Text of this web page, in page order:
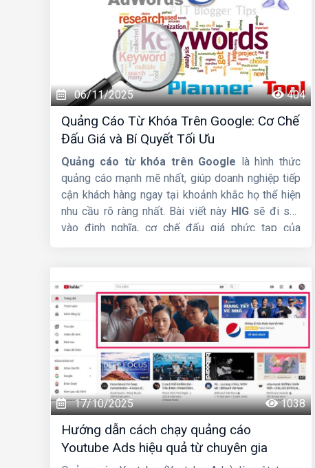
06/11/2025 404
Quảng Cáo Từ Khóa Trên Google: Cơ Chế
Đấu Giá và Bí Quyết Tối Ưu
Quảng cáo từ khóa trên Google là hình thức
quảng cáo mạnh mẽ nhất, giúp doanh nghiệp tiếp
cận khách hàng ngay tại khoảnh khắc họ thể hiện
nhu cầu rõ ràng nhất. Bài viết này HIG sẽ đi sâu
vào định nghĩa, cơ chế đấu giá phức tạp của
17/10/2025 1038
Hướng dẫn cách chạy quảng cáo
Youtube Ads hiệu quả từ chuyên gia